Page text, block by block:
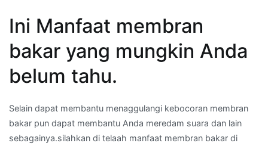
Ini Manfaat membran
bakar yang mungkin Anda
belum tahu.
Selain dapat membantu menaggulangi kebocoran membran
bakar pun dapat membantu Anda meredam suara dan lain
sebagainya.silahkan di telaah manfaat membran bakar di